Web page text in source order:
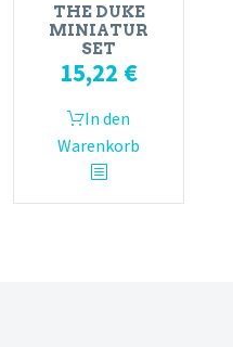
THE DUKE
MINIATUR
SET
15,22 €
In den
Warenkorb